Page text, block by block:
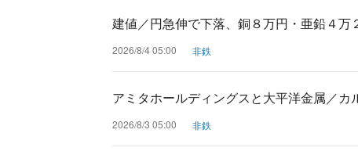
建値／円急伸で下落、銅８万円・亜鉛４万
2026/8/4 05:00 非鉄
アミタホールディングスと大平洋金属／
2026/8/3 05:00 非鉄